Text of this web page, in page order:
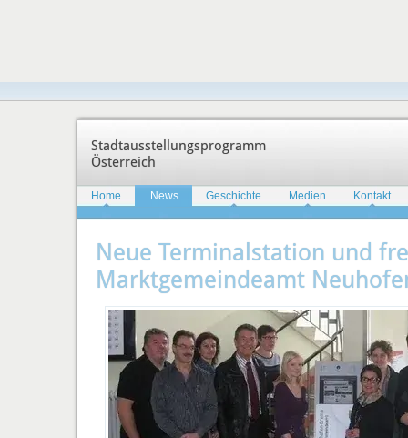
Stadtausstellungsprogramm
Österreich
Home News Geschichte Medien Kontakt
Neue Terminalstation und
Marktgemeindeamt